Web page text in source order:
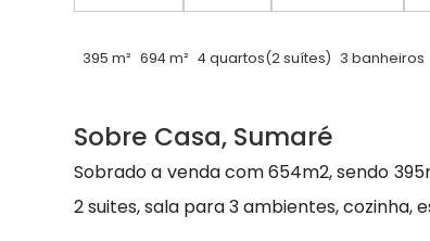
395 m² 694 m² 4 quartos(2 suítes) 3 banheiros
Sobre Casa, Sumaré
Sobrado a venda com 654m2, sendo
2 suites, sala para 3 ambientes,